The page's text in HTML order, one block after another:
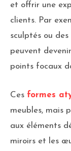
et offrir une
clients. Par
sculptés ou
peuvent
points focaux
Ces formes
meubles, mais
aux éléments
miroirs et les